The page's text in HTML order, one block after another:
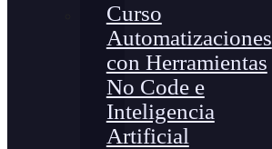
Curso
Automatizaciones
con Herramientas
No Code e
Inteligencia
Artificial